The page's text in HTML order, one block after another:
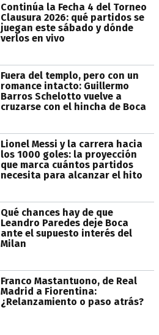
Continúa la Fecha 4 del Torneo
Clausura 2026: qué partidos se
juegan este sábado y dónde
verlos en vivo
Fuera del templo, pero con un
romance intacto: Guillermo
Barros Schelotto vuelve a
cruzarse con el hincha de Boca
Lionel Messi y la carrera hacia
los 1000 goles: la proyección
que marca cuántos partidos
necesita para alcanzar el hito
Qué chances hay de que
Leandro Paredes deje Boca
ante el supuesto interés del
Milan
Franco Mastantuono, de Real
Madrid a Fiorentina:
¿Relanzamiento o paso atrás?